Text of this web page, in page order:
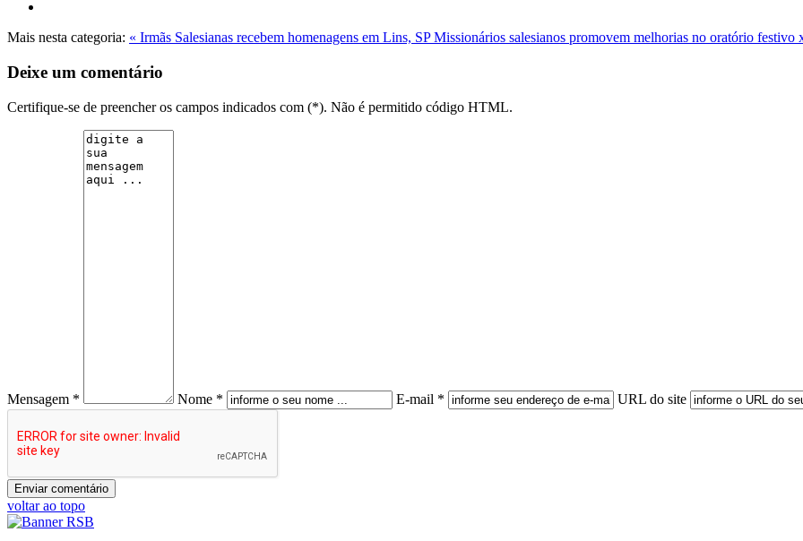
Mais nesta categoria: « Irmãs Salesianas recebem homenagens em Lins, SPMissionários salesianos promovem melhorias no oratório festivo
Deixe um comentário
Certifique-se de preencher os campos indicados com (*). Não é permitido código HTML.
Mensagem * Nome * E-mail * URL do site
voltar ao topo